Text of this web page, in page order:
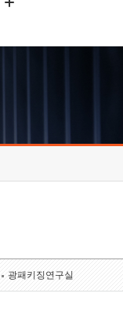
호남권연구본부
기획본부
광패키징연구실